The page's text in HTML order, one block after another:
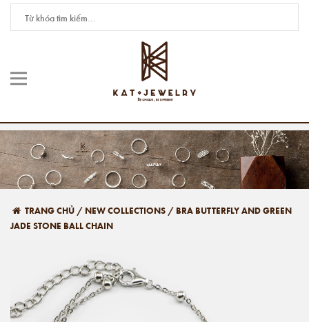
TRANG CHỦ / NEW COLLECTIONS / BRA BUTTERFLY AND GREEN
JADE STONE BALL CHAIN